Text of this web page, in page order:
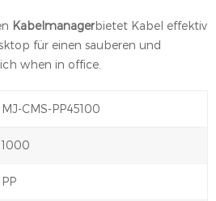
Kabelmanagerbietet Kabel effektiv
für einen sauberen und
when in office.
MJ-CMS-PP45100
1000
PP